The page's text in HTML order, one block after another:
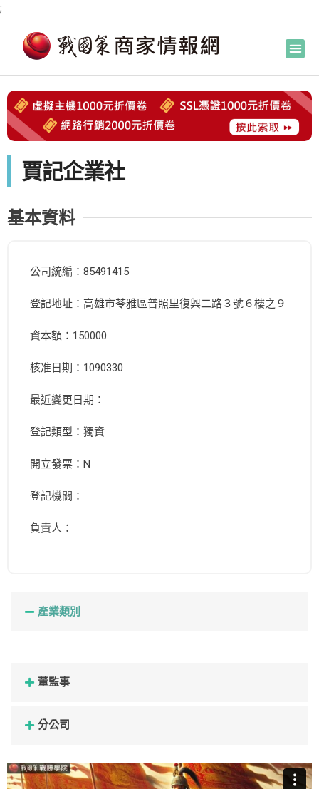
;
賈記企業社
基本資料
公司統編：85491415
登記地址：高雄市苓雅區普照里復興二路３號６樓之９
資本額：150000
核准日期：1090330
最近變更日期：
登記類型：獨資
開立發票：N
登記機關：
負責人：
產業類別
董監事
分公司